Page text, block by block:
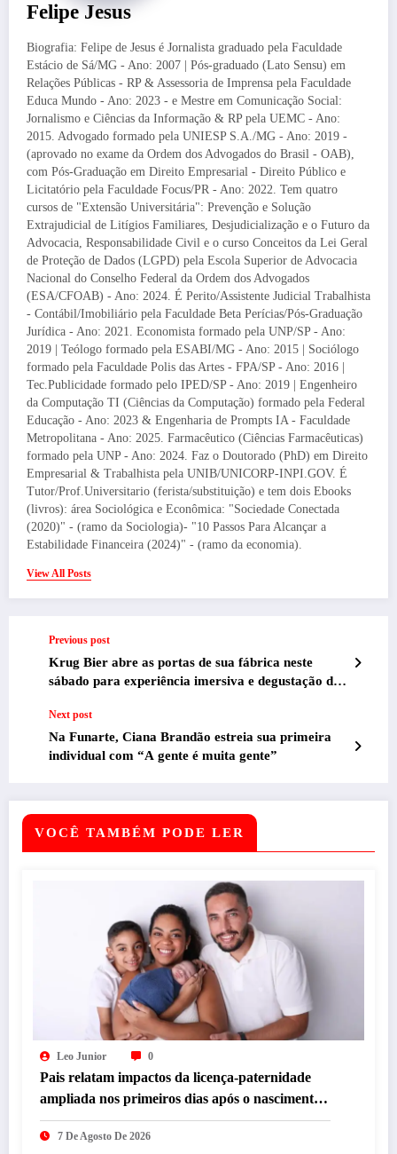
Felipe Jesus
Biografia: Felipe de Jesus é Jornalista graduado pela Faculdade
Estácio de Sá/MG - Ano: 2007 | Pós-graduado (Lato Sensu) em
Relações Públicas - RP & Assessoria de Imprensa pela Faculdade
Educa Mundo - Ano: 2023 - e Mestre em Comunicação Social:
Jornalismo e Ciências da Informação & RP pela UEMC - Ano:
2015. Advogado formado pela UNIESP S.A./MG - Ano: 2019 -
(aprovado no exame da Ordem dos Advogados do Brasil - OAB),
com Pós-Graduação em Direito Empresarial - Direito Público e
Licitatório pela Faculdade Focus/PR - Ano: 2022. Tem quatro
cursos de "Extensão Universitária": Prevenção e Solução
Extrajudicial de Litígios Familiares, Desjudicialização e o Futuro da
Advocacia, Responsabilidade Civil e o curso Conceitos da Lei Geral
de Proteção de Dados (LGPD) pela Escola Superior de Advocacia
Nacional do Conselho Federal da Ordem dos Advogados
(ESA/CFOAB) - Ano: 2024. É Perito/Assistente Judicial Trabalhista
- Contábil/Imobiliário pela Faculdade Beta Perícias/Pós-Graduação
Jurídica - Ano: 2021. Economista formado pela UNP/SP - Ano:
2019 | Teólogo formado pela ESABI/MG - Ano: 2015 | Sociólogo
formado pela Faculdade Polis das Artes - FPA/SP - Ano: 2016 |
Tec.Publicidade formado pelo IPED/SP - Ano: 2019 | Engenheiro
da Computação TI (Ciências da Computação) formado pela Federal
Educação - Ano: 2023 & Engenharia de Prompts IA - Faculdade
Metropolitana - Ano: 2025. Farmacêutico (Ciências Farmacêuticas)
formado pela UNP - Ano: 2024. Faz o Doutorado (PhD) em Direito
Empresarial & Trabalhista pela UNIB/UNICORP-INPI.GOV. É
Tutor/Prof.Universitario (ferista/substituição) e tem dois Ebooks
(livros): área Sociológica e Econômica: "Sociedade Conectada
(2020)" - (ramo da Sociologia)- "10 Passos Para Alcançar a
Estabilidade Financeira (2024)" - (ramo da economia).
View All Posts
Previous post
Krug Bier abre as portas de sua fábrica neste
sábado para experiência imersiva e degustação de
Next post
Na Funarte, Ciana Brandão estreia sua primeira
individual com “A gente é muita gente”
VOCÊ TAMBÉM PODE LER
Leo Junior 0
Pais relatam impactos da licença-paternidade
ampliada nos primeiros dias após o nascimento
dos filhos
7 De Agosto De 2026